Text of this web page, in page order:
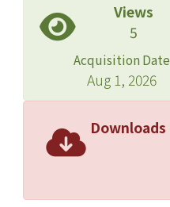
Views
5
Acquisition Date
Aug 1, 2026
Downloads